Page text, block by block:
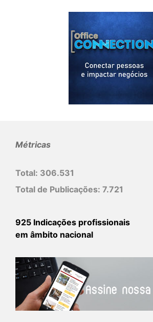
Métricas
Total: 306.531
Total de Publicações: 7.721
925 Indicações profissionais
em âmbito nacional